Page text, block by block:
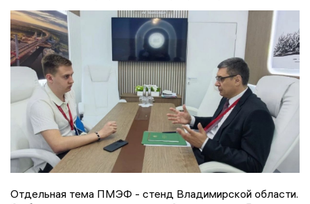
Отдельная тема ПМЭФ - стенд Владимирской области.